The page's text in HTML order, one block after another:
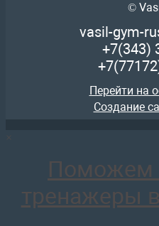
AR001 Скамья
отложить
©
vasil-gym-
+7(343)
Перейти на
Создание
×
Поможем
тренажеры